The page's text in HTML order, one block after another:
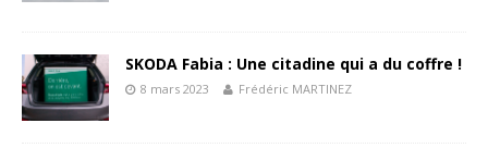
SKODA Fabia : Une citadine qui a du coffre !
8 mars 2023 Frédéric MARTINEZ